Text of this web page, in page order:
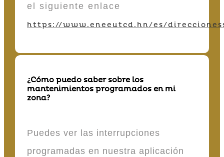
el siguiente enlace
https://www.eneeutcd.hn/es/
¿Cómo puedo saber sobre los
mantenimientos programados en mi
zona?
Puedes ver las interrupciones
programadas en nuestra aplicación